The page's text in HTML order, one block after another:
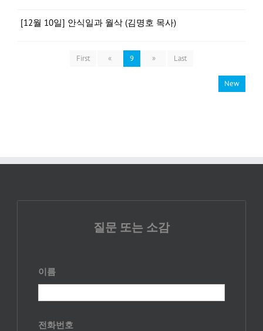
[12월 10일] 안식일과 월삭 (김명호 목사)
First « 9 » Last
New
질문 또는 소감
이름
전화번호